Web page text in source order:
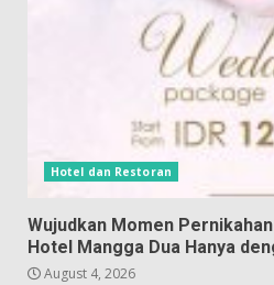
Hotel dan Restoran
Wujudkan Momen
Hotel Mangga Dua Hanya
August 4, 2026